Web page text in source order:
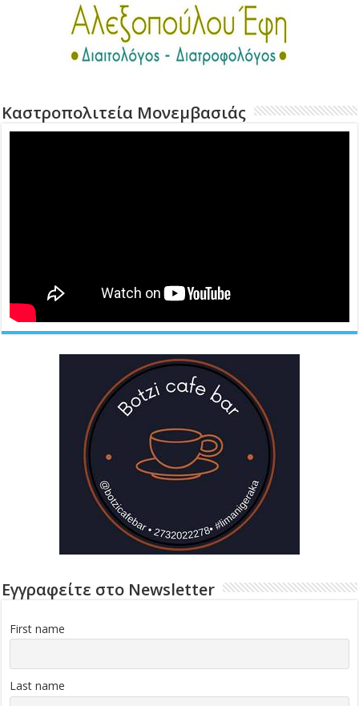
Καστροπολιτεία Μονεμβασιάς
Εγγραφείτε στο Newsletter
First name
Last name